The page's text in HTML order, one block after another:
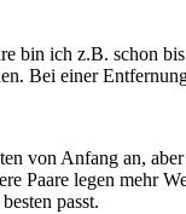
bin ich z.B. schon
Bei einer
von Anfang an,
Paare legen mehr
passt.